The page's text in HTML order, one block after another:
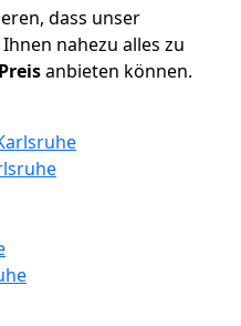
dass unser
nahezu alles zu
Preisanbieten können.